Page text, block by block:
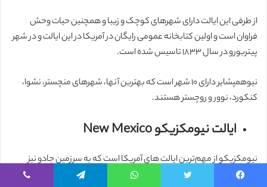
از طرفی این ایالت دارای شهرهای کوچک و زیبا و همچنین حیات وحش
فراوان است و اولین کتابخانه عمومی رایگان در آمریکا در این ایالت و در شهر
پیتربورو در سال ۱۸۳۳ تاسیس شده است.
نیوهمپشایر دارای ۱۰ شهر است که بهترین آنها، شهرهای منچستر، نشوا،
کنکورد، نوور و روچستر هستند.
ایالت نیومکزیکو New Mexico
نیومکزیکو از مهم‌ترین ایالت های آمریکا است که به سرزمین جادو نیز
معروف است. این ایالت دارای دانشگاه‌های معروفی است که ۱۰ دانشگاه از